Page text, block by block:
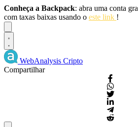
Conheça a Backpack: abra uma conta
com taxas baixas usando o este link !
WebAnalysis Cripto
Compartilhar